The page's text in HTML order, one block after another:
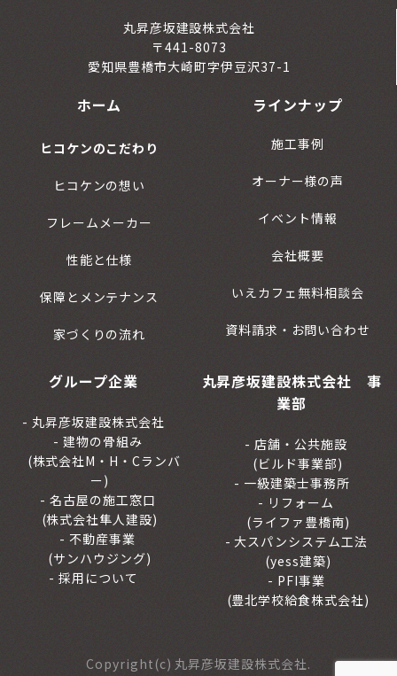
丸昇彦坂建設株式会社
〒441-8073
愛知県豊橋市大崎町字伊豆沢37-1
ホーム
ヒコケンのこだわり
ヒコケンの想い
フレームメーカー
性能と仕様
保障とメンテナンス
家づくりの流れ
ラインナップ
施工事例
オーナー様の声
イベント情報
会社概要
いえカフェ無料相談会
資料請求・お問い合わせ
グループ企業
丸昇彦坂建設株式会社
建物の骨組み
(株式会社M・H・Cランバ
ー)
名古屋の施工窓口
(株式会社隼人建設)
不動産事業
(サンハウジング)
採用について
丸昇彦坂建設株式会社 事
業部
店舗・公共施設
(ビルド事業部)
一級建築士事務所
リフォーム
(ライファ豊橋南)
大スパンシステム工法
(yess建築)
PFI事業
(豊北学校給食株式会社)
Copyright(c) 丸昇彦坂建設株式会社.